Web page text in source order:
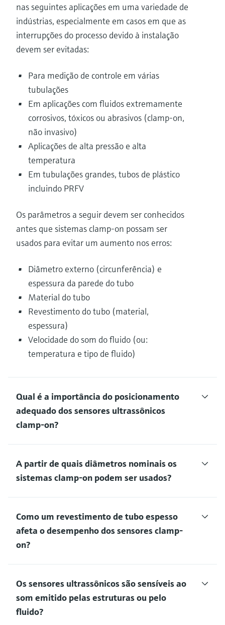
nas seguintes aplicações em uma variedade de
indústrias, especialmente em casos em que as
interrupções do processo devido à instalação
devem ser evitadas:
Para medição de controle em várias
tubulações
Em aplicações com fluidos extremamente
corrosivos, tóxicos ou abrasivos (clamp-on,
não invasivo)
Aplicações de alta pressão e alta
temperatura
Em tubulações grandes, tubos de plástico
incluindo PRFV
Os parâmetros a seguir devem ser conhecidos
antes que sistemas clamp-on possam ser
usados para evitar um aumento nos erros:
Diâmetro externo (circunferência) e
espessura da parede do tubo
Material do tubo
Revestimento do tubo (material,
espessura)
Velocidade do som do fluido (ou:
temperatura e tipo de fluido)
Qual é a importância do posicionamento
adequado dos sensores ultrassônicos
clamp-on?
A partir de quais diâmetros nominais os
sistemas clamp-on podem ser usados?
Como um revestimento de tubo espesso
afeta o desempenho dos sensores clamp-
on?
Os sensores ultrassônicos são sensíveis ao
som emitido pelas estruturas ou pelo
fluido?